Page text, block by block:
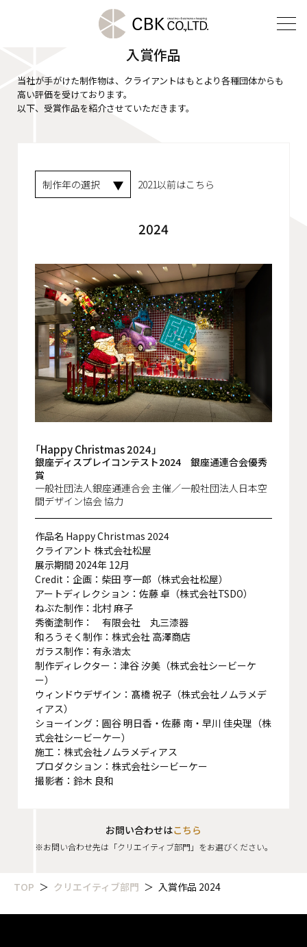
TOP
ビルメンテナンス部門
ご挨拶
企業理念
会社概要
沿革
役員一覧
組織図
グループ会社
アクセス
採用情報
協力会社・スタッフ募集
お問い合わせ
クリエイティブ部門
入賞作品
当社が手がけた制作物は、クライアントはもとより各種団体からも
高い評価を受けております。
以下、受賞作品を紹介させていただきます。
2021以前はこちら
2024
「Happy Christmas 2024」
銀座ディスプレイコンテスト2024 銀座通連合会優秀
賞
一般社団法人銀座通連合会 主催／一般社団法人日本空
間デザイン協会 協力
作品名 Happy Christmas 2024
クライアント 株式会社松屋
展示期間 2024年 12月
Credit：企画：柴田 亨一郎（株式会社松屋）
アートディレクション：佐藤 卓（株式会社TSDO）
ねぶた制作：北村 麻子
秀衡塗制作： 有限会社 丸三漆器
和ろうそく制作：株式会社 高澤商店
ガラス制作：有永浩太
制作ディレクター：津谷 汐美（株式会社シービーケ
ー）
ウィンドウデザイン：髙橋 祝子（株式会社ノムラメデ
ィアス）
ショーイング：圓谷 明日香・佐藤 南・早川 佳央理（株
式会社シービーケー）
施工：株式会社ノムラメディアス
プロダクション：株式会社シービーケー
撮影者：鈴木 良和
お問い合わせはこちら
※お問い合わせ先は「クリエイティブ部門」をお選びください。
TOP クリエイティブ部門 入賞作品 2024